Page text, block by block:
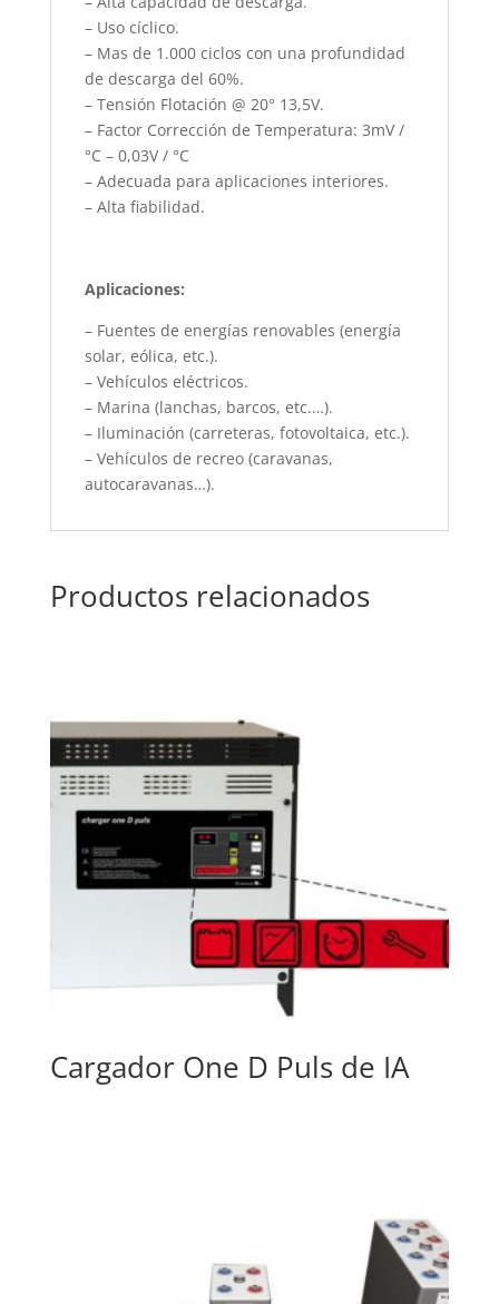
– Uso cíclico.
– Mas de 1.000 ciclos con una profundidad
de descarga del 60%.
– Tensión Flotación @ 20° 13,5V.
– Factor Corrección de Temperatura: 3mV /
°C – 0,03V / °C
– Adecuada para aplicaciones interiores.
– Alta fiabilidad.
Aplicaciones:
– Fuentes de energías renovables (energía
solar, eólica, etc.).
– Vehículos eléctricos.
– Marina (lanchas, barcos, etc.…).
– Iluminación (carreteras, fotovoltaica, etc.).
– Vehículos de recreo (caravanas,
autocaravanas…).
Productos relacionados
Cargador One D Puls de IA